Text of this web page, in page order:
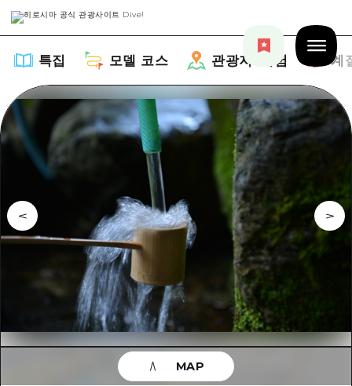
특집 모델 코스 관광지・체험 계
목록
추천
아트
이벤트/축제
음식/술
사이클링
모델 코스
목록
Dive! Hiroshima 공식 가이드
Hiroshima Moshimo Travel
히로시마시 주변
관광지・체험
목록
히로시마시 주변
아키(安芸)
계절 정보
이벤트 MAP